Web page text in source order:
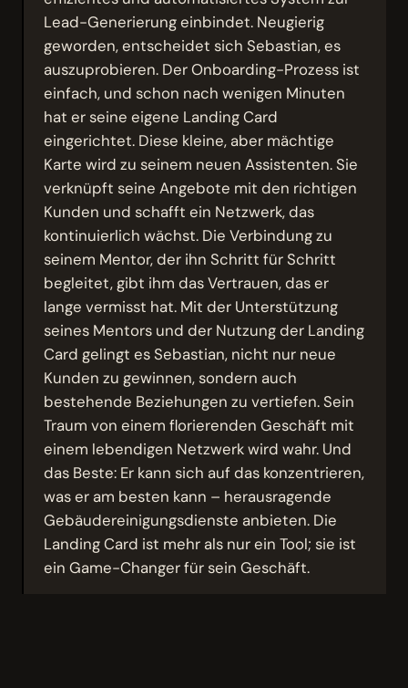
Lead-Generierung einbindet. Neugierig
geworden, entscheidet sich Sebastian, es
auszuprobieren. Der Onboarding-Prozess ist
einfach, und schon nach wenigen Minuten
hat er seine eigene Landing Card
eingerichtet. Diese kleine, aber mächtige
Karte wird zu seinem neuen Assistenten. Sie
verknüpft seine Angebote mit den richtigen
Kunden und schafft ein Netzwerk, das
kontinuierlich wächst. Die Verbindung zu
seinem Mentor, der ihn Schritt für Schritt
begleitet, gibt ihm das Vertrauen, das er
lange vermisst hat. Mit der Unterstützung
seines Mentors und der Nutzung der Landing
Card gelingt es Sebastian, nicht nur neue
Kunden zu gewinnen, sondern auch
bestehende Beziehungen zu vertiefen. Sein
Traum von einem florierenden Geschäft mit
einem lebendigen Netzwerk wird wahr. Und
das Beste: Er kann sich auf das konzentrieren,
was er am besten kann – herausragende
Gebäudereinigungsdienste anbieten. Die
Landing Card ist mehr als nur ein Tool; sie ist
ein Game-Changer für sein Geschäft.